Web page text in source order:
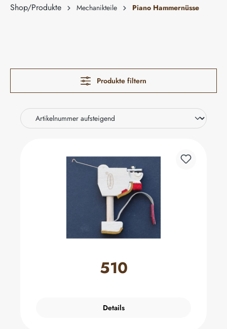
Shop/Produkte Mechanikteile Piano Hammernüsse
Produkte filtern
510
Details